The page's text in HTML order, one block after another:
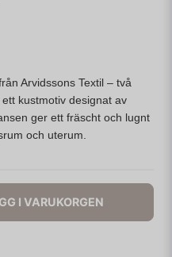
Arvidssons Textil – två
kustmotiv designat av
ger ett fräscht och lugnt
och uterum.
I VARUKORGEN